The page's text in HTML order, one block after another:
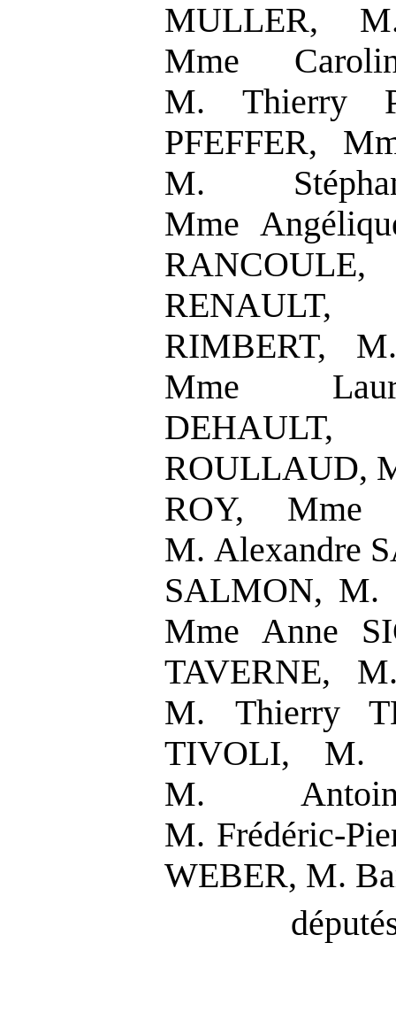
MULLER,
Mme
M. Thierry
PFEFFER,
M.
Mme
RIMBERT,
Mme
ROULLAUD,
ROY, Mme
M. Alexandre
SALMON, M.
Mme Anne
TAVERNE,
M. Thierry
TIVOLI, M.
M.
M. Frédéric-
WEBER, M.